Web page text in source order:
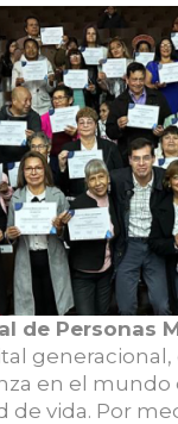
de Personas
en el
vida. Por